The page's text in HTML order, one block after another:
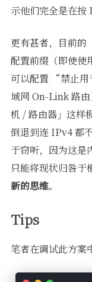
示他们完全是在按
更有甚者，目前
配置前缀（即使使
可以配置 “禁止用
域网 On-Link 路
机 / 路由器」这样
倒退到连 IPv4 都
于窃听，因为这是
只能将现状归咎于
新的思维。
Tips
笔者在调试此方案